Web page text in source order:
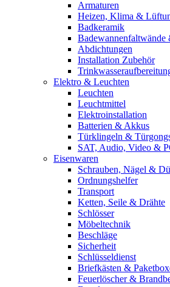
Armaturen
Heizen, Klima &
Badkeramik
Badewannenfaltwände
Abdichtungen
Installation Zubehör
Elektro & Leuchten
Leuchten
Leuchtmittel
Elektroinstallation
Batterien & Akkus
Türklingeln &
SAT, Audio, Video &
Eisenwaren
Schrauben, Nägel &
Ordnungshelfer
Transport
Ketten, Seile & Drähte
Schlösser
Möbeltechnik
Beschläge
Sicherheit
Schlüsseldienst
Briefkästen &
Feuerlöscher &